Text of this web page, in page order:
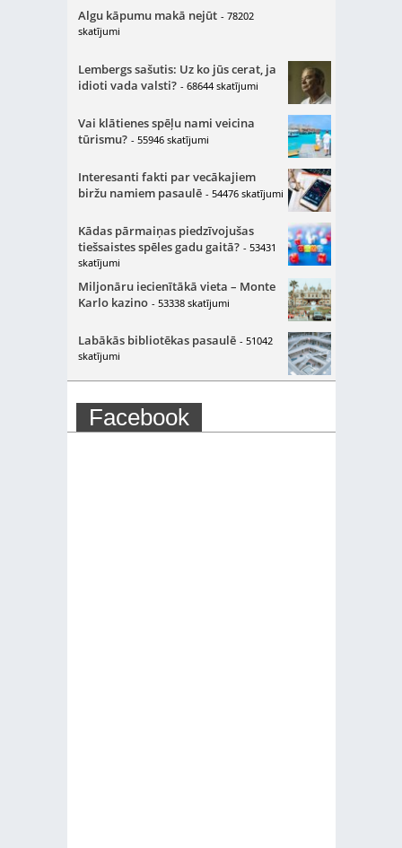
Algu kāpumu makā nejūt - 78202
skatījumi
Lembergs sašutis: Uz ko jūs cerat, ja
idioti vada valsti? - 68644 skatījumi
Vai klātienes spēļu nami veicina
tūrismu? - 55946 skatījumi
Interesanti fakti par vecākajiem
biržu namiem pasaulē - 54476 skatījumi
Kādas pārmaiņas piedzīvojušas
tiešsaistes spēles gadu gaitā? - 53431
skatījumi
Miljonāru iecienītākā vieta – Monte
Karlo kazino - 53338 skatījumi
Labākās bibliotēkas pasaulē - 51042
skatījumi
Facebook